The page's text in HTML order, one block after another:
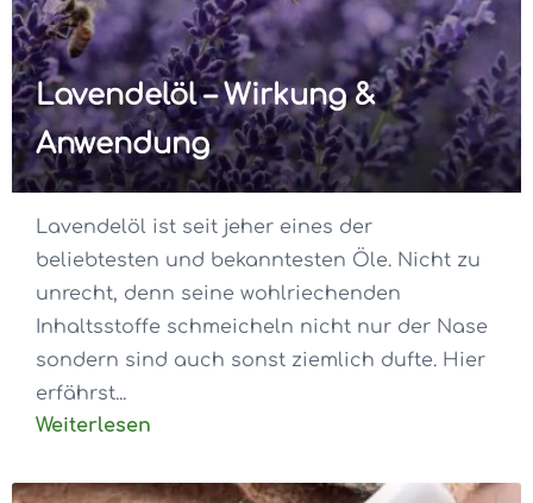
Lavendelöl – Wirkung &
Anwendung
Lavendelöl ist seit jeher eines der
beliebtesten und bekanntesten Öle. Nicht zu
unrecht, denn seine wohlriechenden
Inhaltsstoffe schmeicheln nicht nur der Nase
sondern sind auch sonst ziemlich dufte. Hier
erfährst...
Weiterlesen